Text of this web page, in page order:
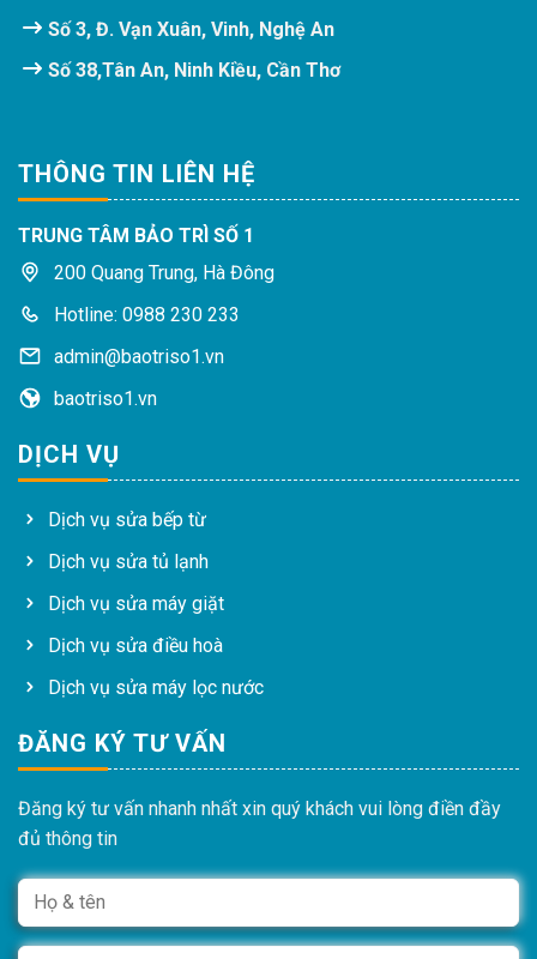
Số 3, Đ. Vạn Xuân, Vinh, Nghệ An
Số 38,Tân An, Ninh Kiều, Cần Thơ
THÔNG TIN LIÊN HỆ
TRUNG TÂM BẢO TRÌ SỐ 1
200 Quang Trung, Hà Đông
Hotline: 0988 230 233
admin@baotriso1.vn
baotriso1.vn
DỊCH VỤ
Dịch vụ sửa bếp từ
Dịch vụ sửa tủ lạnh
Dịch vụ sửa máy giặt
Dịch vụ sửa điều hoà
Dịch vụ sửa máy lọc nước
ĐĂNG KÝ TƯ VẤN
Đăng ký tư vấn nhanh nhất xin quý khách vui lòng điền đầy
đủ thông tin